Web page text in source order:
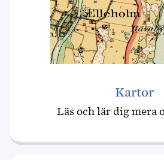
Kartor
Läs och lär dig mera